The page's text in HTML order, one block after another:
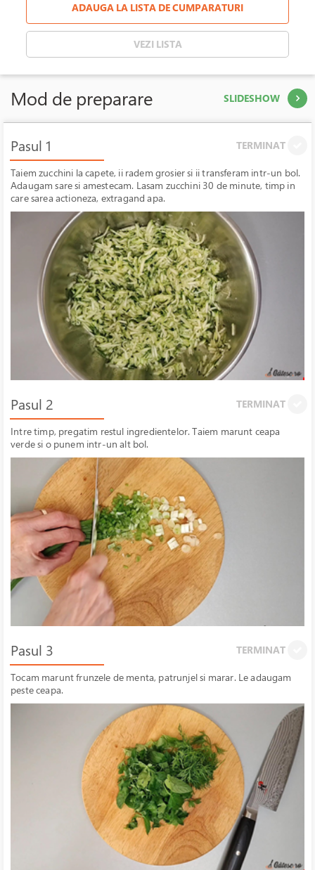
ADAUGA LA LISTA DE CUMPARATURI
VEZI LISTA
Mod de preparare SLIDESHOW
Pasul 1 TERMINAT
Taiem zucchini la capete, ii radem grosier si ii transferam intr-un bol.
Adaugam sare si amestecam. Lasam zucchini 30 de minute, timp in
care sarea actioneza, extragand apa.
Pasul 2 TERMINAT
Intre timp, pregatim restul ingredientelor. Taiem marunt ceapa
verde si o punem intr-un alt bol.
Pasul 3 TERMINAT
Tocam marunt frunzele de menta, patrunjel si marar. Le adaugam
peste ceapa.